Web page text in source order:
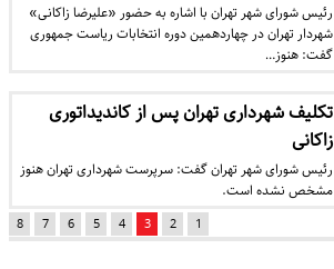
رئیس شورای شهر تهران با اشاره به حضور «علیرضا زاکانی»
شهردار تهران در چهاردهمین دوره انتخابات ریاست جمهوری
گفت: هنوز…
تکلیف شهرداری تهران پس از کاندیداتوری
زاکانی
رئیس شورای شهر تهران گفت: سرپرست شهرداری تهران هنوز
مشخص نشده است.
1
2
3
4
5
6
7
8